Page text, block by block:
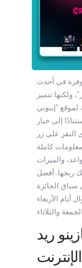
في أحدث
ولكنها تتميز
لموقع "إيبوني
إلى خيار
على زر
كاملة
والميزات
ربحها. أفضل
الجائزة
أيام الأربعاء
ريد